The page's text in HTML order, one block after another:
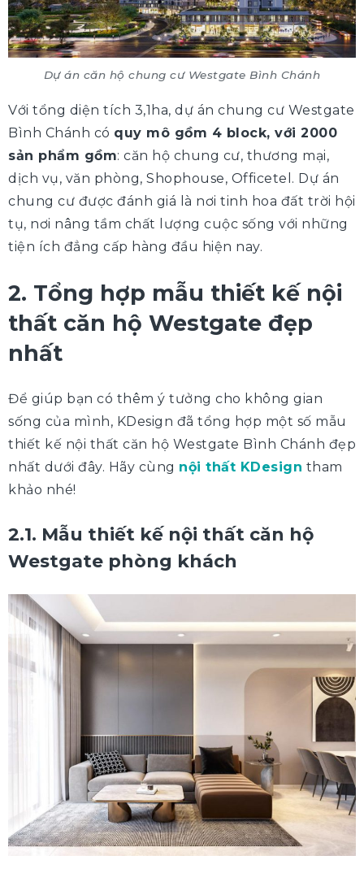
Dự án căn hộ chung cư Westgate Bình Chánh
Với tổng diện tích 3,1ha, dự án chung cư Westgate
Bình Chánh có quy mô gồm 4 block, với 2000
sản phẩm gồm: căn hộ chung cư, thương mại,
dịch vụ, văn phòng, Shophouse, Officetel. Dự án
chung cư được đánh giá là nơi tinh hoa đất trời hội
tụ, nơi nâng tầm chất lượng cuộc sống với những
tiện ích đẳng cấp hàng đầu hiện nay.
2. Tổng hợp mẫu thiết kế nội
thất căn hộ Westgate đẹp
nhất
Để giúp bạn có thêm ý tưởng cho không gian
sống của mình, KDesign đã tổng hợp một số mẫu
thiết kế nội thất căn hộ Westgate Bình Chánh đẹp
nhất dưới đây. Hãy cùng nội thất KDesign tham
khảo nhé!
2.1. Mẫu thiết kế nội thất căn hộ
Westgate phòng khách